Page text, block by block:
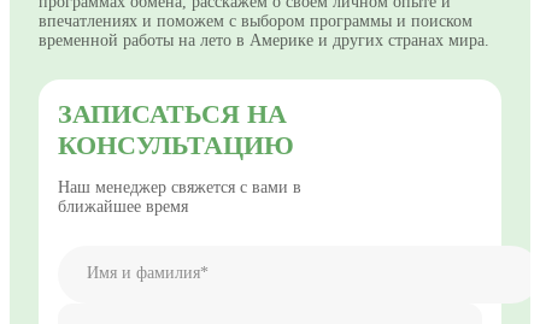
впечатлениях и поможем с выбором программы и поиском
временной работы на лето в Америке и других странах мира.
ЗАПИСАТЬСЯ НА
КОНСУЛЬТАЦИЮ
Наш менеджер свяжется с вами в
ближайшее время
Имя и фамилия*